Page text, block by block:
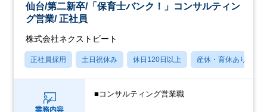
仙台/第二新卒/「保育士バンク！」コンサルティン
グ営業/ 正社員
株式会社ネクストビート
正社員採用 土日祝休み 休日120日以上 産休・育休あり
業務内容
■コンサルティング営業職